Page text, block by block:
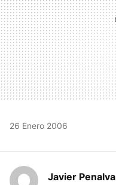
26 Enero 2006
Javier Penalva